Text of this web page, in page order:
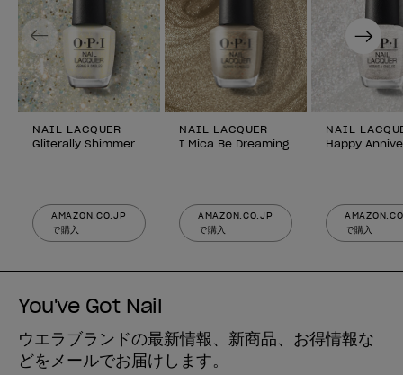
NAIL LACQUER
Gliterally Shimmer
AMAZON.CO.JP
で購入
NAIL LACQUER
I Mica Be Dreaming
AMAZON.CO.JP
で購入
NAIL
Happy
で購入
Previous Next
You've Got Nail
ウエラブランドの最新情報、新商品、お得情報な
どをメールでお届けします。